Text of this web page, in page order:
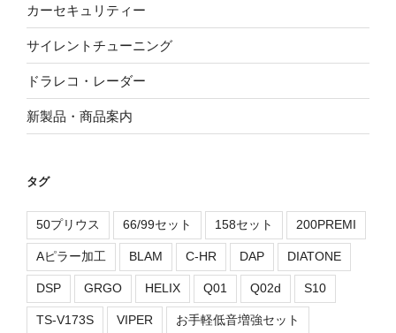
カーセキュリティー
サイレントチューニング
ドラレコ・レーダー
新製品・商品案内
タグ
50プリウス 66/99セット 158セット 200PREMI
Aピラー加工 BLAM C-HR DAP DIATONE
DSP GRGO HELIX Q01 Q02d S10
TS-V173S VIPER お手軽低音増強セット